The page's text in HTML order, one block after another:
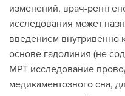
изменений, врач-
исследования может
введением внутривенно
основе гадолиния (не
МРТ исследование
медикаментозного сна,